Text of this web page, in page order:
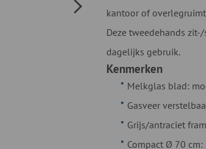
kantoor of
Deze tweedehands
dagelijks gebruik.
Kenmerken
Melkglas blad:
Gasveer
Grijs/antraciet
Compact Ø 70